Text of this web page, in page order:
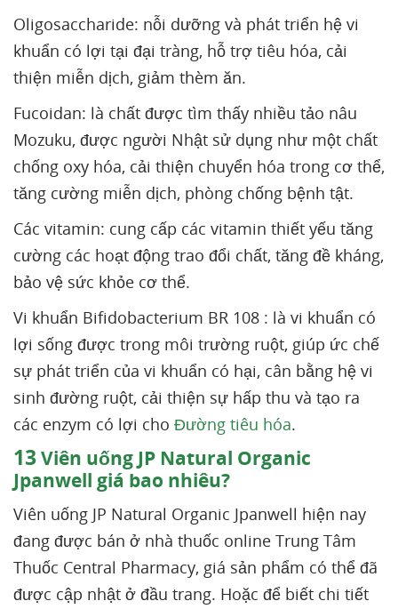
Oligosaccharide: nỗi dưỡng và phát triển hệ vi
khuẩn có lợi tại đại tràng, hỗ trợ tiêu hóa, cải
thiện miễn dịch, giảm thèm ăn.
Fucoidan: là chất được tìm thấy nhiều tảo nâu
Mozuku, được người Nhật sử dụng như một chất
chống oxy hóa, cải thiện chuyển hóa trong cơ thể,
tăng cường miễn dịch, phòng chống bệnh tật.
Các vitamin: cung cấp các vitamin thiết yếu tăng
cường các hoạt động trao đổi chất, tăng đề kháng,
bảo vệ sức khỏe cơ thể.
Vi khuẩn Bifidobacterium BR 108 : là vi khuẩn có
lợi sống được trong môi trường ruột, giúp ức chế
sự phát triển của vi khuẩn có hại, cân bằng hệ vi
sinh đường ruột, cải thiện sự hấp thu và tạo ra
các enzym có lợi cho Đường tiêu hóa.
13Viên uống JP Natural Organic
Jpanwell giá bao nhiêu?
Viên uống JP Natural Organic Jpanwell hiện nay
đang được bán ở nhà thuốc online Trung Tâm
Thuốc Central Pharmacy, giá sản phẩm có thể đã
được cập nhật ở đầu trang. Hoặc để biết chi tiết